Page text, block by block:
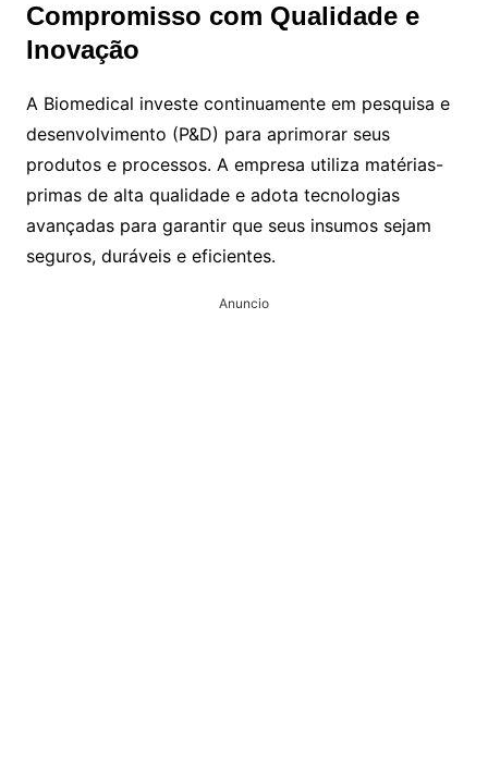
Compromisso com Qualidade e
Inovação
A Biomedical investe continuamente em pesquisa e
desenvolvimento (P&D) para aprimorar seus
produtos e processos. A empresa utiliza matérias-
primas de alta qualidade e adota tecnologias
avançadas para garantir que seus insumos sejam
seguros, duráveis e eficientes.
Anuncio